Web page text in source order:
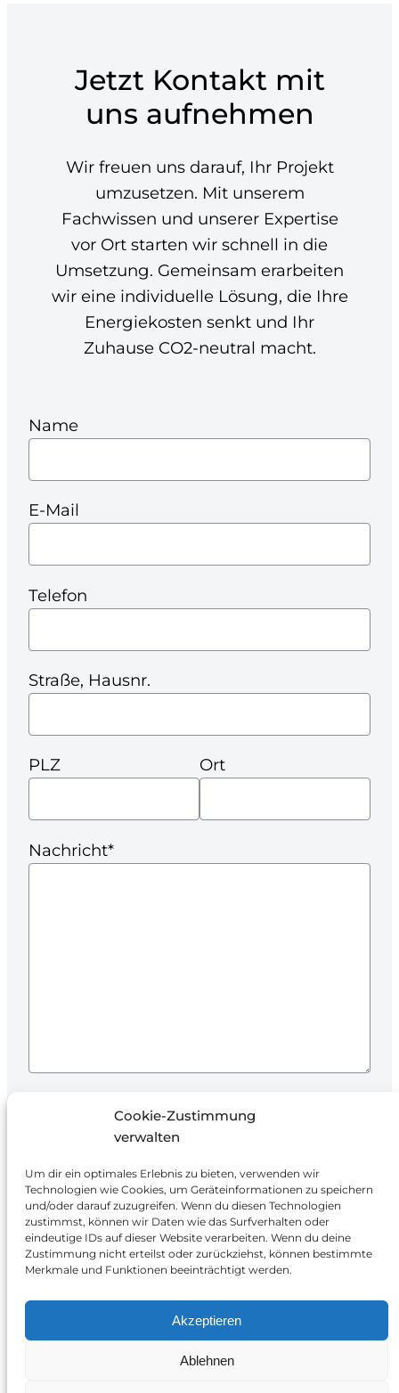
Cookie-Zustimmung
verwalten
Um dir ein optimales Erlebnis zu bieten, verwenden wir
Technologien wie Cookies, um Geräteinformationen zu speichern
und/oder darauf zuzugreifen. Wenn du diesen Technologien
zustimmst, können wir Daten wie das Surfverhalten oder
eindeutige IDs auf dieser Website verarbeiten. Wenn du deine
Zustimmung nicht erteilst oder zurückziehst, können bestimmte
Merkmale und Funktionen beeinträchtigt werden.
Akzeptieren
Ablehnen
Jetzt Kontakt mit
uns aufnehmen
Wir freuen uns darauf, Ihr Projekt
umzusetzen. Mit unserem
Fachwissen und unserer Expertise
vor Ort starten wir schnell in die
Umsetzung. Gemeinsam erarbeiten
wir eine individuelle Lösung, die Ihre
Energiekosten senkt und Ihr
Zuhause CO2-neutral macht.
Name
E-Mail
Telefon
Straße, Hausnr.
PLZ Ort
Nachricht*
Ich stimme der Verarbeitung meiner Daten
zur Beantwortung der Anfrage und
Smart Energy Solutions
Erlenstraße 36, 90441 Nürnberg